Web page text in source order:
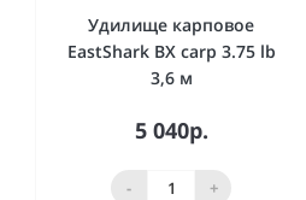
Удилище карповое
EastShark BX carp 3.75 lb
3,6 м
5 040р.
- +